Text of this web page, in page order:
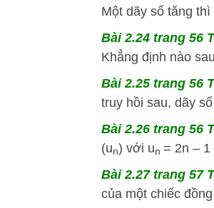
Một dãy số tăng
Bài 2.24 trang 56
Khẳng định nào
Bài 2.25 trang 56
truy hồi sau, dãy
Bài 2.26 trang 56
(un) với u­n = 2n – 1
Bài 2.27 trang 57
của một chiếc